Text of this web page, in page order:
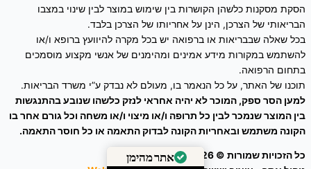
הסקת מסקנות כלשהן הקושרות בין שימוש במוצר לבין שינוי במצבו
הבריאותי של הצרכן, הינן על אחריותו של הצרכן בלבד.
בכל שאלה שבבריאות או ברפואה יש בכל מקרה להיוועץ ברופא ו/או
להשתמש במקורות מידע אמינים ומהימנים של אנשי מקצוע מוסמכים
בתחום הרפואה.
תוכנו של האתר, על כל הנאמר בו, מעולם לא נבדק ע”י משרד הבריאות.
למען הסר ספק, המוכר לא יהיה אחראי לנזק כלשהו שנובע בהתנגשות
בין המוצר שנמכר לבין כל תרופה ו/או מיצוי ו/או משחה וכל גורם אחר בו
הקונה משתמש ובאחריות הקונה לבדוק התאמה או כל חוסר התאמה.
כל הזכויות שמורות © 2026
זרעים מציון
אתר מהימן